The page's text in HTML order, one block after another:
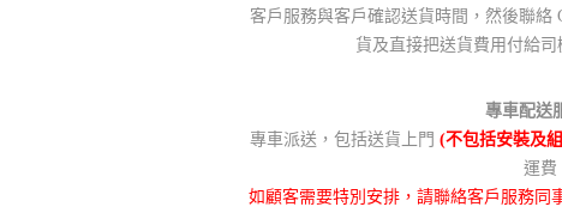
客戶服務與客戶確認送貨時間，然後聯絡
貨及直接把送貨費用付給司
專車配送
專車派送，包括送貨上門 (不包括安裝及
運費
如顧客需要特別安排，請聯絡客戶服務同